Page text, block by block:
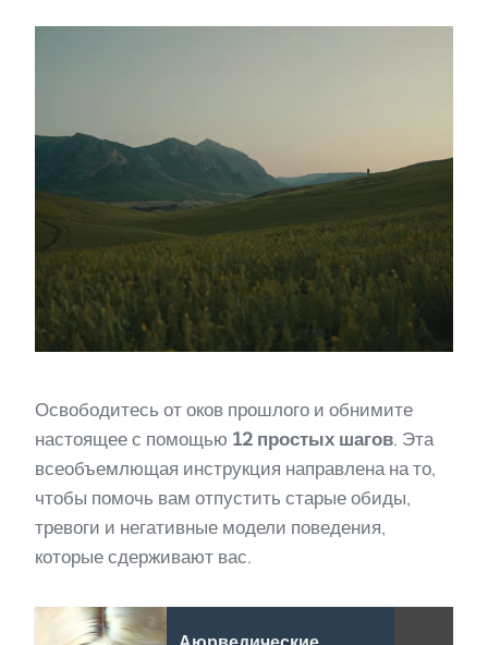
Освободитесь от оков прошлого и обнимите
настоящее с помощью 12 простых шагов. Эта
всеобъемлющая инструкция направлена на то,
чтобы помочь вам отпустить старые обиды,
тревоги и негативные модели поведения,
которые сдерживают вас.